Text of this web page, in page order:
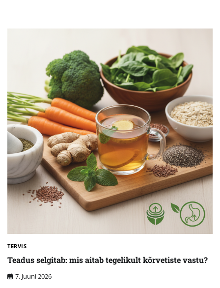
TERVIS
Teadus selgitab: mis aitab tegelikult kõrvetiste vastu?
7. Juuni 2026